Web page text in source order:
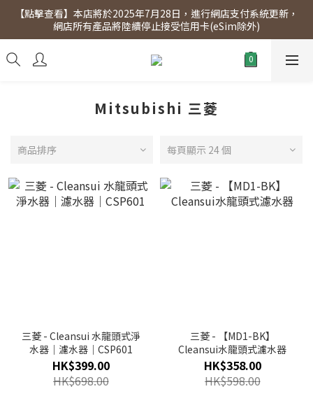
【點擊查看】會員專享 星期三全單95折!!!（優惠期至2026年12月
31日）。滿$300即免運費。
【點擊查看】本店將於2025年7月28日，進行網店支付系統更新，
網店所有產品將陸續停止接受信用卡(eSim除外)
【點擊查看】會員專享 星期三全單95折!!!（優惠期至2026年12月
31日）。滿$300即免運費。
Mitsubishi 三菱
商品排序 每頁顯示 24 個
三菱 - Cleansui 水龍頭式淨
水器｜濾水器｜CSP601
HK$399.00
HK$698.00
三菱 - 【MD1-BK】
Cleansui水龍頭式濾水器
HK$358.00
HK$598.00